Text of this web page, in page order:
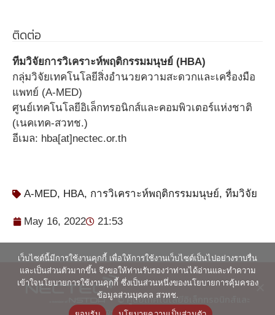
ติดต่อ
ทีมวิจัยการวิเคราะห์พฤติกรรมมนุษย์ (HBA)
กลุ่มวิจัยเทคโนโลยีสิ่งอำนวยความสะดวกและเครื่องมือ
แพทย์ (A-MED)
ศูนย์เทคโนโลยีอิเล็กทรอนิกส์และคอมพิวเตอร์แห่งชาติ
(เนคเทค-สวทช.)
อีเมล: hba[at]nectec.or.th
A-MED, HBA, การวิเคราะห์พฤติกรรมมนุษย์, ทีมวิจัย
May 16, 2022 21:53
© ศูนย์เทคโนโลยีอิเล็กทรอนิกส์และ
เว็บไซต์นี้มีการใช้งานคุกกี้ เพื่อให้การใช้งานเว็บไซต์เป็นไปอย่างราบรื่น
และเป็นส่วนตัวมากขึ้น จึงขอให้ท่านรับรองว่าท่านได้อ่านและทำความ
เข้าใจนโยบายการใช้งานคุกกี้ ซึ่งเป็นส่วนหนึ่งของนโยบายการคุ้มครอง
ข้อมูลส่วนบุคคล สวทช.